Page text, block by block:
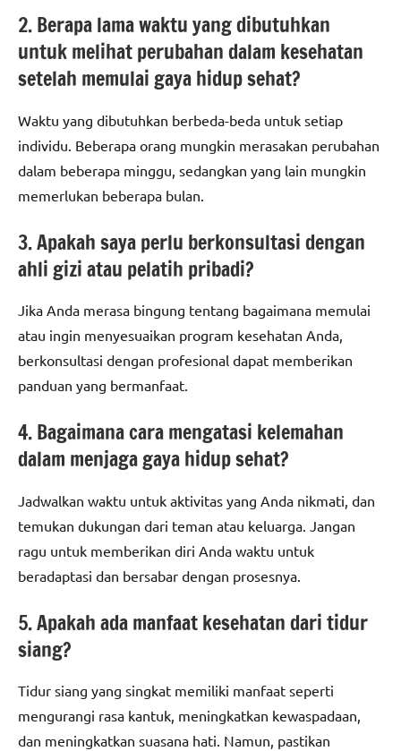
2. Berapa lama waktu yang dibutuhkan
untuk melihat perubahan dalam kesehatan
setelah memulai gaya hidup sehat?
Waktu yang dibutuhkan berbeda-beda untuk setiap
individu. Beberapa orang mungkin merasakan perubahan
dalam beberapa minggu, sedangkan yang lain mungkin
memerlukan beberapa bulan.
3. Apakah saya perlu berkonsultasi dengan
ahli gizi atau pelatih pribadi?
Jika Anda merasa bingung tentang bagaimana memulai
atau ingin menyesuaikan program kesehatan Anda,
berkonsultasi dengan profesional dapat memberikan
panduan yang bermanfaat.
4. Bagaimana cara mengatasi kelemahan
dalam menjaga gaya hidup sehat?
Jadwalkan waktu untuk aktivitas yang Anda nikmati, dan
temukan dukungan dari teman atau keluarga. Jangan
ragu untuk memberikan diri Anda waktu untuk
beradaptasi dan bersabar dengan prosesnya.
5. Apakah ada manfaat kesehatan dari tidur
siang?
Tidur siang yang singkat memiliki manfaat seperti
mengurangi rasa kantuk, meningkatkan kewaspadaan,
dan meningkatkan suasana hati. Namun, pastikan